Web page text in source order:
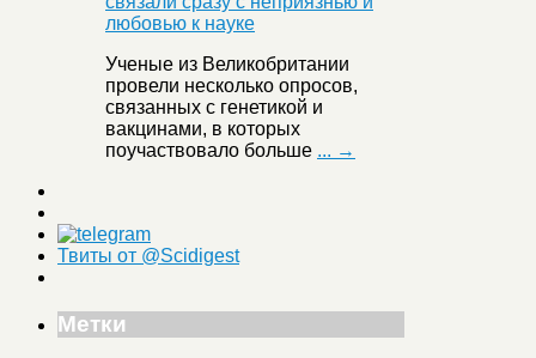
Ученые из Великобритании
провели несколько опросов,
связанных с генетикой и
вакцинами, в которых
поучаствовало больше ... →
Твиты от @Scidigest
Метки